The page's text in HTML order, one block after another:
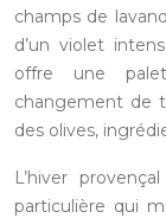
champs de
d’un violet
offre une
changement de
des olives,
L’hiver
particulière qui